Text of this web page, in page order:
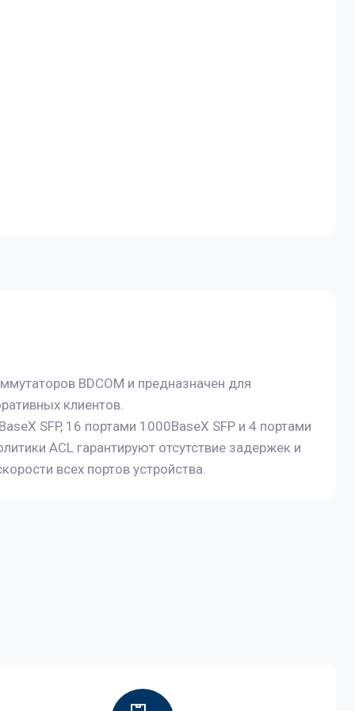
BDCOM и предназначен для
клиентов.
SFP, 16 портами 1000BaseX SFP и 4 портами
ACL гарантируют отсутствие задержек и
всех портов устройства.